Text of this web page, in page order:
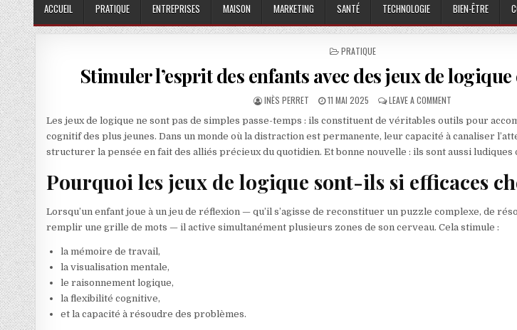
ACCUEIL PRATIQUE ENTREPRISES MAISON MARKETING SANTÉ TECHNOLOGIE BIEN-ÊTRE
POSTED IN
PRATIQUE
Stimuler l’esprit des enfants avec des jeux de
AUTHOR:
INÈS PERRET PUBLISHED DATE:
11 MAI 2025 LEAVE A COMMENT ON STIMULER
Les jeux de logique ne sont pas de simples passe-temps : ils constituent de véritables outils pour
cognitif des plus jeunes. Dans un monde où la distraction est permanente, leur capacité à canaliser
structurer la pensée en fait des alliés précieux du quotidien. Et bonne nouvelle : ils sont aussi ludiques
Pourquoi les jeux de logique sont-ils si efficaces
Lorsqu’un enfant joue à un jeu de réflexion — qu’il s’agisse de reconstituer un puzzle complexe, de
remplir une grille de mots — il active simultanément plusieurs zones de son cerveau. Cela stimule :
la mémoire de travail,
la visualisation mentale,
le raisonnement logique,
la flexibilité cognitive,
et la capacité à résoudre des problèmes.